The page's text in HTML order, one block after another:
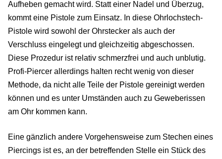
Aufheben gemacht wird. Statt einer Nadel und Überzug,
kommt eine Pistole zum Einsatz. In diese Ohrlochstech-
Pistole wird sowohl der Ohrstecker als auch der
Verschluss eingelegt und gleichzeitig abgeschossen.
Diese Prozedur ist relativ schmerzfrei und auch unblutig.
Profi-Piercer allerdings halten recht wenig von dieser
Methode, da nicht alle Teile der Pistole gereinigt werden
können und es unter Umständen auch zu Geweberissen
am Ohr kommen kann.
Eine gänzlich andere Vorgehensweise zum Stechen eines
Piercings ist es, an der betreffenden Stelle ein Stück des